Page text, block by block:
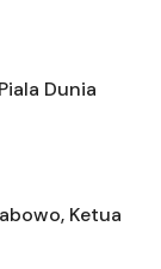
Dunia
Ketua